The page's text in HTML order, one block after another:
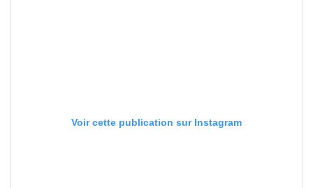
Voir cette publication sur Instagram